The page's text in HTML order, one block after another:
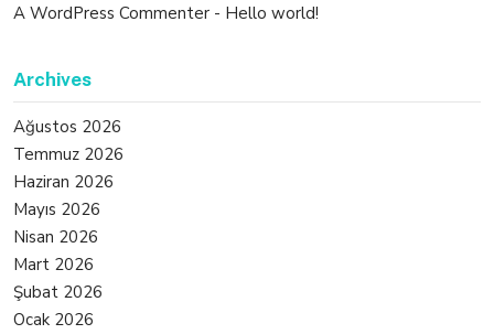
A WordPress Commenter - Hello world!
Archives
Ağustos 2026
Temmuz 2026
Haziran 2026
Mayıs 2026
Nisan 2026
Mart 2026
Şubat 2026
Ocak 2026